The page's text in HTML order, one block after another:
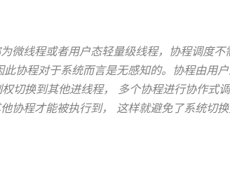
微线程或者用户态轻量级线程，协程调度
协程对于系统而言是无感知的。协程由用
切换到其他进线程， 多个协程进行协作式
协程才能被执行到， 这样就避免了系统切